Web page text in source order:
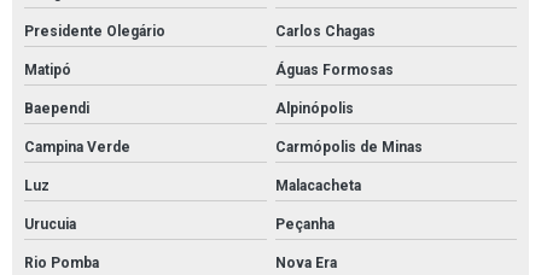
Presidente Olegário Carlos Chagas
Matipó Águas Formosas
Baependi Alpinópolis
Campina Verde Carmópolis de Minas
Luz Malacacheta
Urucuia Peçanha
Rio Pomba Nova Era